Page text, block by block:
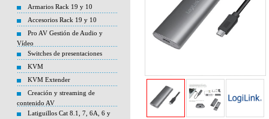
Armarios Rack 19 y 10
Accesorios Rack 19 y 10
Pro AV Gestión de Audio y
Vídeo
Switches de presentaciones
KVM
KVM Extender
Creación y streaming de
contenido AV
Latiguillos Cat 8.1, 7, 6A, 6 y